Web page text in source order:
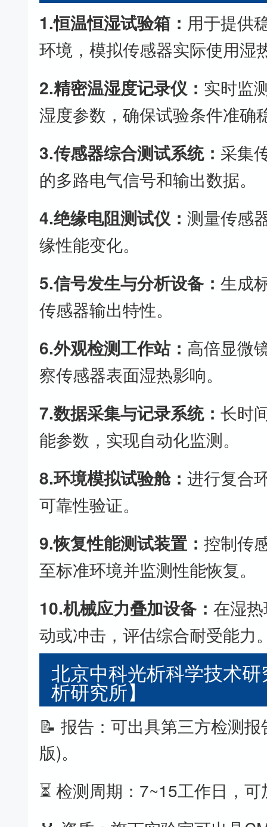
1.恒温恒湿试验箱： 用于提供
环境，模拟传感器实际使用湿
2.精密温湿度记录仪： 实时监
湿度参数，确保试验条件准确
3.传感器综合测试系统： 采集
的多路电气信号和输出数据。
4.绝缘电阻测试仪：测量传感
缘性能变化。
5.信号发生与分析设备：生成
传感器输出特性。
6.外观检测工作站： 高倍显微
察传感器表面湿热影响。
7.数据采集与记录系统：长时
能参数，实现自动化监测。
8.环境模拟试验舱：进行复合
可靠性验证。
9.恢复性能测试装置：控制传
至标准环境并监测性能恢复。
10.机械应力叠加设备：在湿
动或冲击，评估综合耐受能力
北京中科光析科学技术
析研究所】
📝 报告：可出具第三方检测
版)。
⏳ 检测周期：7~15工作日，